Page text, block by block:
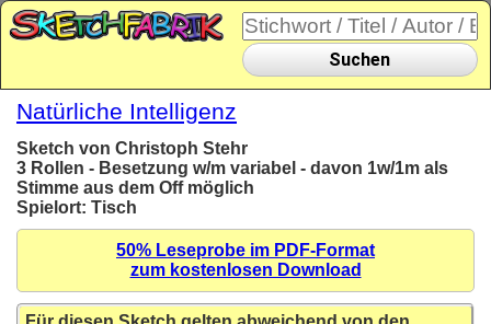
Suchen
Natürliche Intelligenz
Sketch von Christoph Stehr
3 Rollen - Besetzung w/m variabel - davon 1w/1m als
Stimme aus dem Off möglich
Spielort: Tisch
50% Leseprobe im PDF-Format
zum kostenlosen Download